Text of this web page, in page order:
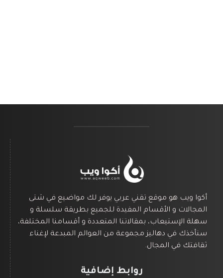
أكوا ويب هو موقع تقني عربي يوفر لك مواضيع في شتى
المجالات و الأقسام المفيدة للجميع بطريقة سلسلة و
سهلة الإستيعاب، بمقالاتنا المتعددة و أقسامنا المختلفة،
سنأخذك في دهاليز مجموعة من العوالم المبدعة لإغناء
ثقافتك في المجال.
روابط إضافية